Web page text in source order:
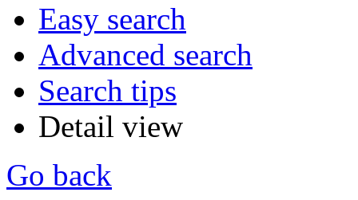
Easy search
Advanced search
Search tips
Detail view
Go back